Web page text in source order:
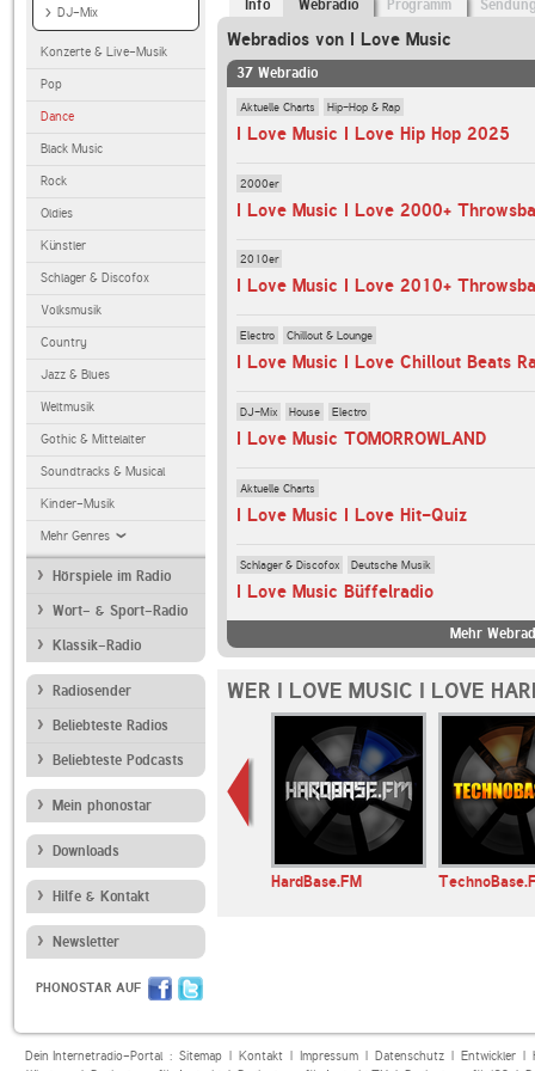
DJ-Mix
Konzerte & Live-Musik
Pop
Dance
Black Music
Rock
Oldies
Künstler
Schlager & Discofox
Volksmusik
Country
Jazz & Blues
Weltmusik
Gothic & Mittelalter
Soundtracks & Musical
Kinder-Musik
Mehr Genres
Hörspiele im Radio
Wort- & Sport-Radio
Klassik-Radio
Radiosender
Beliebteste Radios
Beliebteste Podcasts
Mein phonostar
Downloads
Hilfe & Kontakt
Newsletter
PHONOSTAR AUF
Info Webradio Programm
Webradios von I Love Music
37 Webradio
Aktuelle Charts Hip-Hop & Rap
I Love Music I Love Hip Hop 2025
2000er
I Love Music I Love 2000+
2010er
I Love Music I Love 2010+
Electro Chillout & Lounge
I Love Music I Love Chillout Beats
DJ-Mix House Electro
I Love Music TOMORROWLAND
Aktuelle Charts
I Love Music I Love Hit-Quiz
Schlager & Discofox Deutsche Musik
I Love Music Büffelradio
Mehr
WER I LOVE MUSIC I LOVE
LIVE House Nation UK HardBase.FM
Dein Internetradio-Portal : Sitemap| Kontakt| Impressum| Datenschutz| Entwickler|